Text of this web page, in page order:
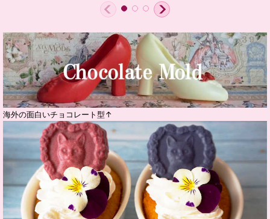
海外の面白いチョコレート型↑